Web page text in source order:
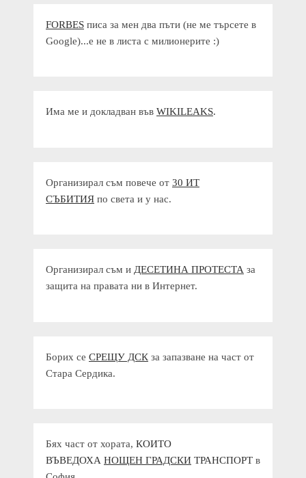
FORBES писа за мен два пъти (не ме търсете в
Google)...е не в листа с милионерите :)
Има ме и докладван във WIKILEAKS.
Организирал съм повече от 30 ИТ
СЪБИТИЯ по света и у нас.
Организирал съм и ДЕСЕТИНА ПРОТЕСТА за
защита на правата ни в Интернет.
Борих се СРЕЩУ ДСК за запазване на част от
Стара Сердика.
Бях част от хората, КОИТО
ВЪВЕДОХА НОЩЕН ГРАДСКИ ТРАНСПОРТ в